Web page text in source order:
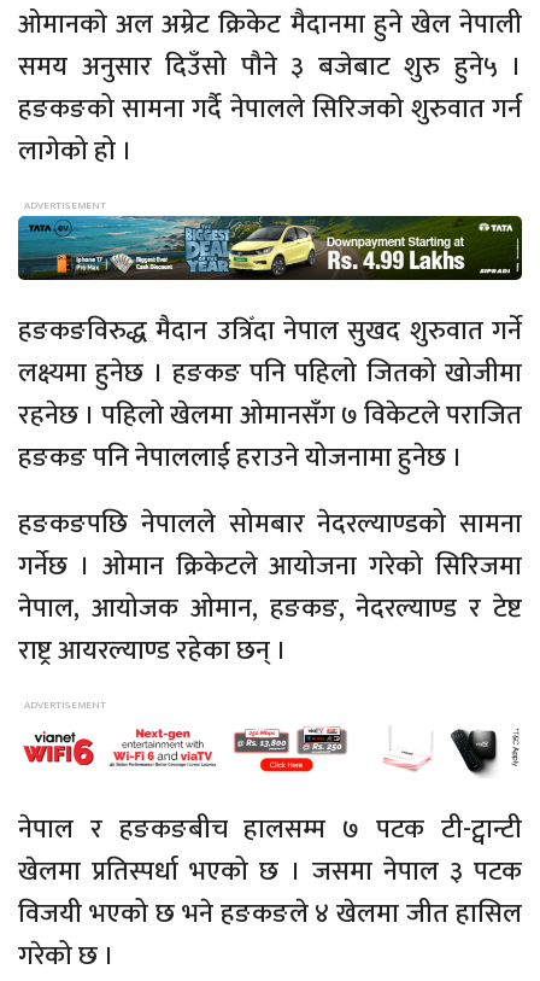
ओमानकाे अल अम्रेट क्रिकेट मैदानमा हुने खेल नेपाली
समय अनुसार दिउँसो पौने ३ बजेबाट शुरु हुने५ ।
हङकङको सामना गर्दै नेपालले सिरिजको शुरुवात गर्न
लागेको हो ।
हङकङविरुद्ध मैदान उत्रिँदा नेपाल सुखद शुरुवात गर्ने
लक्ष्यमा हुनेछ । हङकङ पनि पहिलो जितको खोजीमा
रहनेछ । पहिलो खेलमा ओमानसँग ७ विकेटले पराजित
हङकङ पनि नेपाललाई हराउने योजनामा हुनेछ ।
हङकङपछि नेपालले सोमबार नेदरल्याण्डको सामना
गर्नेछ । ओमान क्रिकेटले आयोजना गरेको सिरिजमा
नेपाल, आयोजक ओमान, हङकङ, नेदरल्याण्ड र टेष्ट
राष्ट्र आयरल्याण्ड रहेका छन् ।
नेपाल र हङकङबीच हालसम्म ७ पटक टी-ट्वान्टी
खेलमा प्रतिस्पर्धा भएको छ । जसमा नेपाल ३ पटक
विजयी भएको छ भने हङकङले ४ खेलमा जीत हासिल
गरेको छ ।